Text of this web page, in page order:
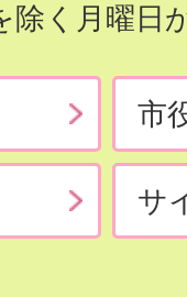
除く月曜日
市
サ